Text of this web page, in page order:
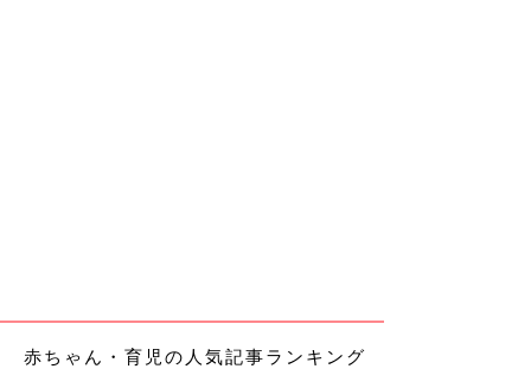
赤ちゃん・育児の人気記事ランキング